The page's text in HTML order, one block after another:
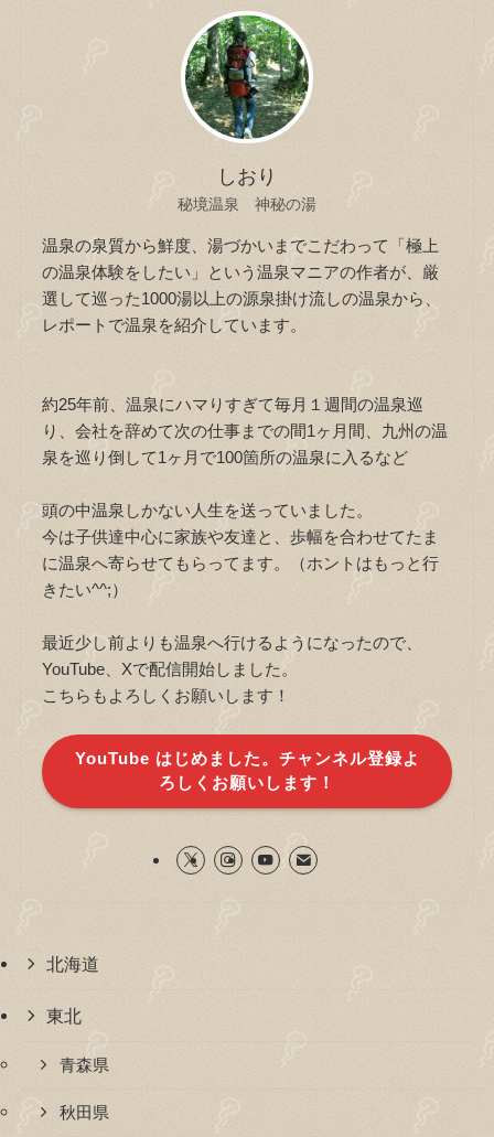
しおり
秘境温泉 神秘の湯
温泉の泉質から鮮度、湯づかいまでこだわって「極上
の温泉体験をしたい」という温泉マニアの作者が、厳
選して巡った1000湯以上の源泉掛け流しの温泉から、
レポートで温泉を紹介しています。
約25年前、温泉にハマりすぎて毎月１週間の温泉巡
り、会社を辞めて次の仕事までの間1ヶ月間、九州の温
泉を巡り倒して1ヶ月で100箇所の温泉に入るなど
頭の中温泉しかない人生を送っていました。
今は子供達中心に家族や友達と、歩幅を合わせてたま
に温泉へ寄らせてもらってます。（ホントはもっと行
きたい^^;）
最近少し前よりも温泉へ行けるようになったので、
YouTube、Xで配信開始しました。
こちらもよろしくお願いします！
YouTube はじめました。チャンネル登録よ
ろしくお願いします！
北海道
東北
青森県
秋田県